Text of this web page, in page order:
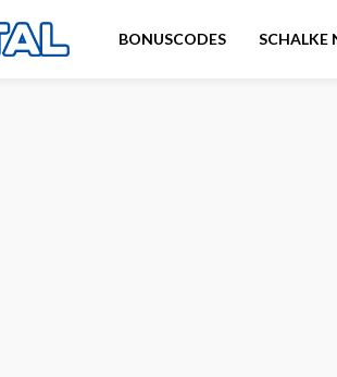
BONUSCODES SCHALKE